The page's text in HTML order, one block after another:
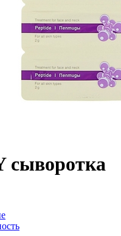
сыворотка